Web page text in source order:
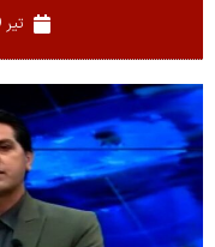
تیر 9, 1405